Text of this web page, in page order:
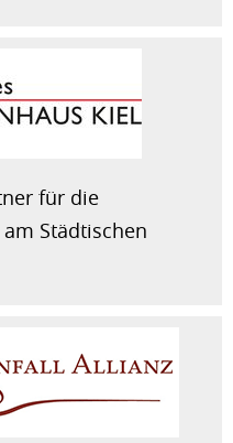
für die
Städtischen